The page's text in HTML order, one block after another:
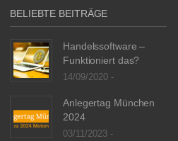
BELIEBTE BEITRÄGE
Handelssoftware –
Funktioniert das?
14/09/2020 -
Anlegertag München
2024
03/11/2023 -